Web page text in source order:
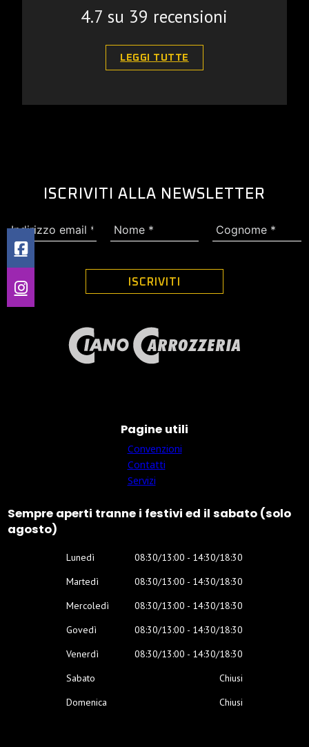
4.7 su 39 recensioni
LEGGI TUTTE
ISCRIVITI ALLA NEWSLETTER
Pagine utili
Convenzioni
Contatti
Servizi
Sempre aperti tranne i festivi ed il sabato (solo
agosto)
Lunedì
08:30/13:00 - 14:30/18:30
Martedì
08:30/13:00 - 14:30/18:30
Mercoledì
08:30/13:00 - 14:30/18:30
Govedì
08:30/13:00 - 14:30/18:30
Venerdì
08:30/13:00 - 14:30/18:30
Sabato
Chiusi
Domenica
Chiusi